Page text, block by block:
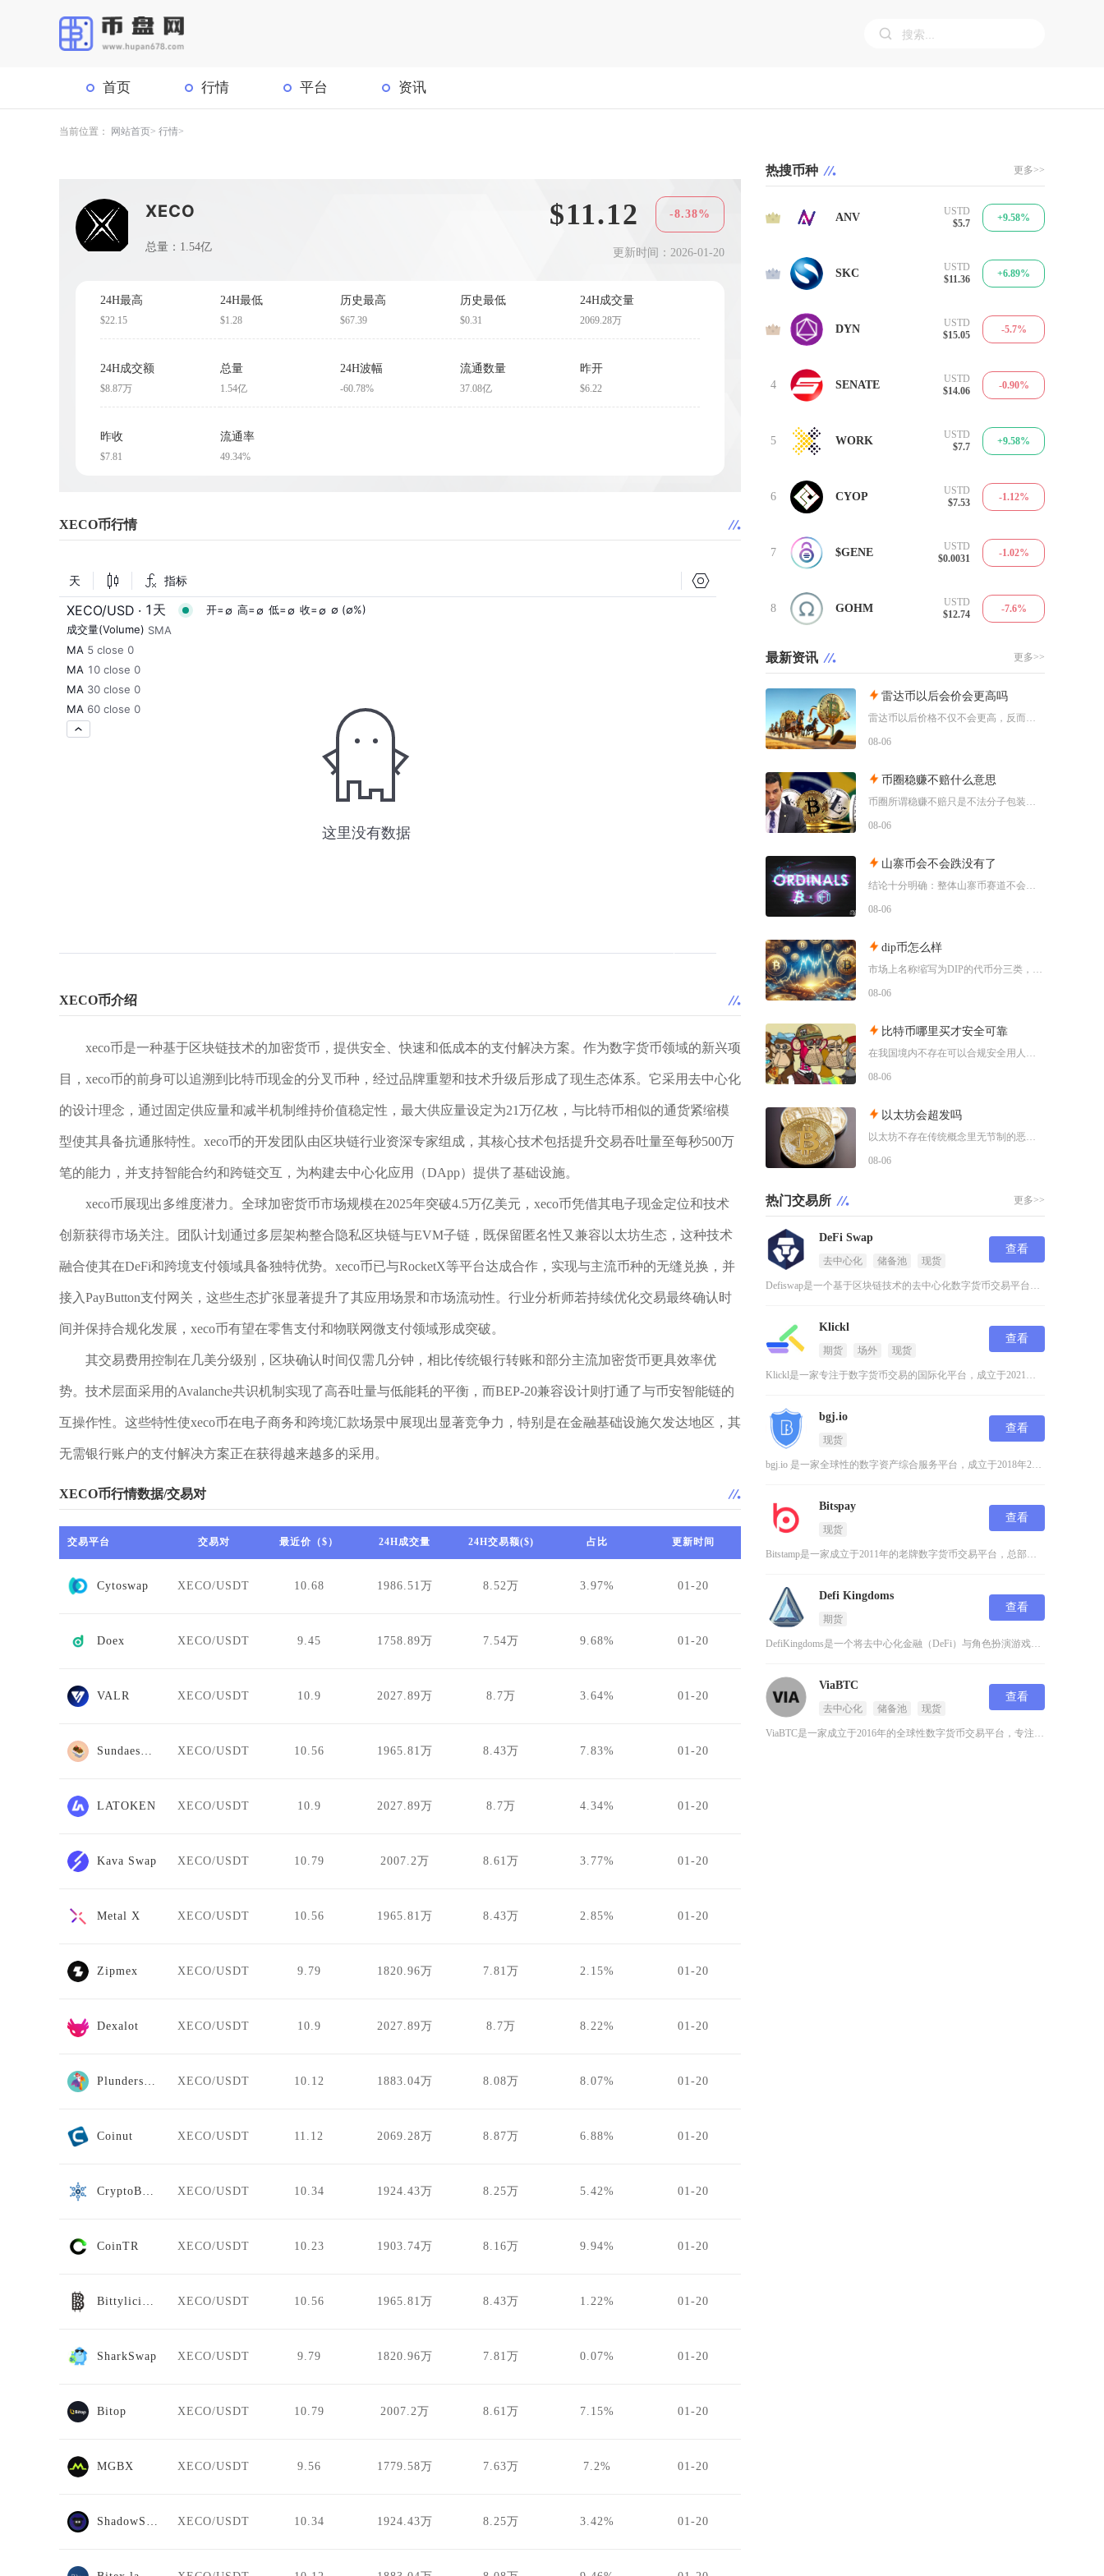
首页 行情 平台 资讯
当前位置： 网站首页 行情
XECO
总量：1.54亿
$11.12 -8.38%
更新时间：2026-01-20
24H最高
$22.15
24H最低
$1.28
历史最高
$67.39
历史最低
$0.31
24H成交量
2069.28万
24H成交额
$8.87万
总量
1.54亿
24H波幅
-60.78%
流通数量
37.08亿
昨开
$6.22
昨收
$7.81
流通率
49.34%
XECO币行情
XECO币介绍
xeco币是一种基于区块链技术的加密货币，提供安全、快速和低成本的支付解决方案。作为数字货币领域的新兴项
目，xeco币的前身可以追溯到比特币现金的分叉币种，经过品牌重塑和技术升级后形成了现生态体系。它采用去中心化
的设计理念，通过固定供应量和减半机制维持价值稳定性，最大供应量设定为21万亿枚，与比特币相似的通货紧缩模
型使其具备抗通胀特性。xeco币的开发团队由区块链行业资深专家组成，其核心技术包括提升交易吞吐量至每秒500万
笔的能力，并支持智能合约和跨链交互，为构建去中心化应用（DApp）提供了基础设施。
xeco币展现出多维度潜力。全球加密货币市场规模在2025年突破4.5万亿美元，xeco币凭借其电子现金定位和技术
创新获得市场关注。团队计划通过多层架构整合隐私区块链与EVM子链，既保留匿名性又兼容以太坊生态，这种技术
融合使其在DeFi和跨境支付领域具备独特优势。xeco币已与RocketX等平台达成合作，实现与主流币种的无缝兑换，并
接入PayButton支付网关，这些生态扩张显著提升了其应用场景和市场流动性。行业分析师若持续优化交易最终确认时
间并保持合规化发展，xeco币有望在零售支付和物联网微支付领域形成突破。
其交易费用控制在几美分级别，区块确认时间仅需几分钟，相比传统银行转账和部分主流加密货币更具效率优
势。技术层面采用的Avalanche共识机制实现了高吞吐量与低能耗的平衡，而BEP-20兼容设计则打通了与币安智能链的
互操作性。这些特性使xeco币在电子商务和跨境汇款场景中展现出显著竞争力，特别是在金融基础设施欠发达地区，其
无需银行账户的支付解决方案正在获得越来越多的采用。
XECO币行情数据/交易对
交易平台 交易对 最近价（$） 24H成交量 24H交易额($) 占比 更新时间
Cytoswap XECO/USDT 10.68 1986.51万 8.52万 3.97% 01-20
Doex XECO/USDT 9.45 1758.89万 7.54万 9.68% 01-20
VALR XECO/USDT 10.9 2027.89万 8.7万 3.64% 01-20
XECO/USDT 10.56 1965.81万 8.43万 7.83% 01-20
LATOKEN XECO/USDT 10.9 2027.89万 8.7万 4.34% 01-20
Kava Swap XECO/USDT 10.79 2007.2万 8.61万 3.77% 01-20
Metal X XECO/USDT 10.56 1965.81万 8.43万 2.85% 01-20
Zipmex XECO/USDT 9.79 1820.96万 7.81万 2.15% 01-20
Dexalot XECO/USDT 10.9 2027.89万 8.7万 8.22% 01-20
XECO/USDT 10.12 1883.04万 8.08万 8.07% 01-20
Coinut XECO/USDT 11.12 2069.28万 8.87万 6.88% 01-20
XECO/USDT 10.34 1924.43万 8.25万 5.42% 01-20
CoinTR XECO/USDT 10.23 1903.74万 8.16万 9.94% 01-20
XECO/USDT 10.56 1965.81万 8.43万 1.22% 01-20
SharkSwap XECO/USDT 9.79 1820.96万 7.81万 0.07% 01-20
Bitop XECO/USDT 10.79 2007.2万 8.61万 7.15% 01-20
MGBX XECO/USDT 9.56 1779.58万 7.63万 7.2% 01-20
XECO/USDT 10.34 1924.43万 8.25万 3.42% 01-20
热搜币种 更多>>
1 ANV
USTD
$5.7
+9.58%
2 SKC
USTD
$11.36
+6.89%
3 DYN
USTD
$15.05
-5.7%
4 SENATE
USTD
$14.06
-0.90%
5 WORK
USTD
$7.7
+9.58%
6 CYOP
USTD
$7.53
-1.12%
7 $GENE
USTD
$0.0031
-1.02%
8 GOHM
USTD
$12.74
-7.6%
最新资讯 更多>>
雷达币以后会价会更高吗
雷达币以后价格不仅不会更高，反而会持续阴跌、流动性枯竭，最终趋近归零，不存在任何实质性上涨
08-06
币圈稳赚不赔什么意思
币圈所谓稳赚不赔只是不法分子包装投资骗局的营销话术，加密货币市场本身不存在任何保本盈利的交
08-06
山寨币会不会跌没有了
结论十分明确：整体山寨币赛道不会全部跌至归零，但市场中长期会出现极端分化，绝大多数中小市值
08-06
dip币怎么样
市场上名称缩写为DIP的代币分三类，其中具备真实落地业务的EtheriscDIP长期基本面
08-06
比特币哪里买才安全可靠
在我国境内不存在可以合规安全用人民币直接购买比特币的渠道，想要尽可能降低交易风险，仅能选择
08-06
以太坊会超发吗
以太坊不存在传统概念里无节制的恶性超发，仅会在链上活跃度低迷阶段出现温和的小幅净增发，网络
08-06
热门交易所 更多>>
DeFi Swap
去中心化 储备池 现货
查看
Defiswap是一个基于区块链技术的去中心化数字货币交易平台，它通过智能合约和流动性池机
Klickl
期货 场外 现货
查看
Klickl是一家专注于数字货币交易的国际化平台，成立于2021年，总部位于塞舌尔，并在新
bgj.io
现货
查看
bgj.io 是一家全球性的数字资产综合服务平台，成立于2018年2月，总部设立于香港，并
Bitspay
现货
查看
Bitstamp是一家成立于2011年的老牌数字货币交易平台，总部位于卢森堡，并在全球多个
Defi Kingdoms
期货
查看
DefiKingdoms是一个将去中心化金融（DeFi）与角色扮演游戏（RPG）巧妙结合的
ViaBTC
去中心化 储备池 现货
查看
ViaBTC是一家成立于2016年的全球性数字货币交易平台，专注于为投资者提供安全、稳定的